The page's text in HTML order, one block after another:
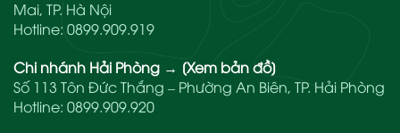
Mai, TP. Hà Nội
Hotline: 0899.909.919
Chi nhánh Hải Phòng → [Xem bản đồ]
Số 113 Tôn Đức Thắng – Phường An Biên, TP. Hải Phòng
Hotline: 0899.909.920